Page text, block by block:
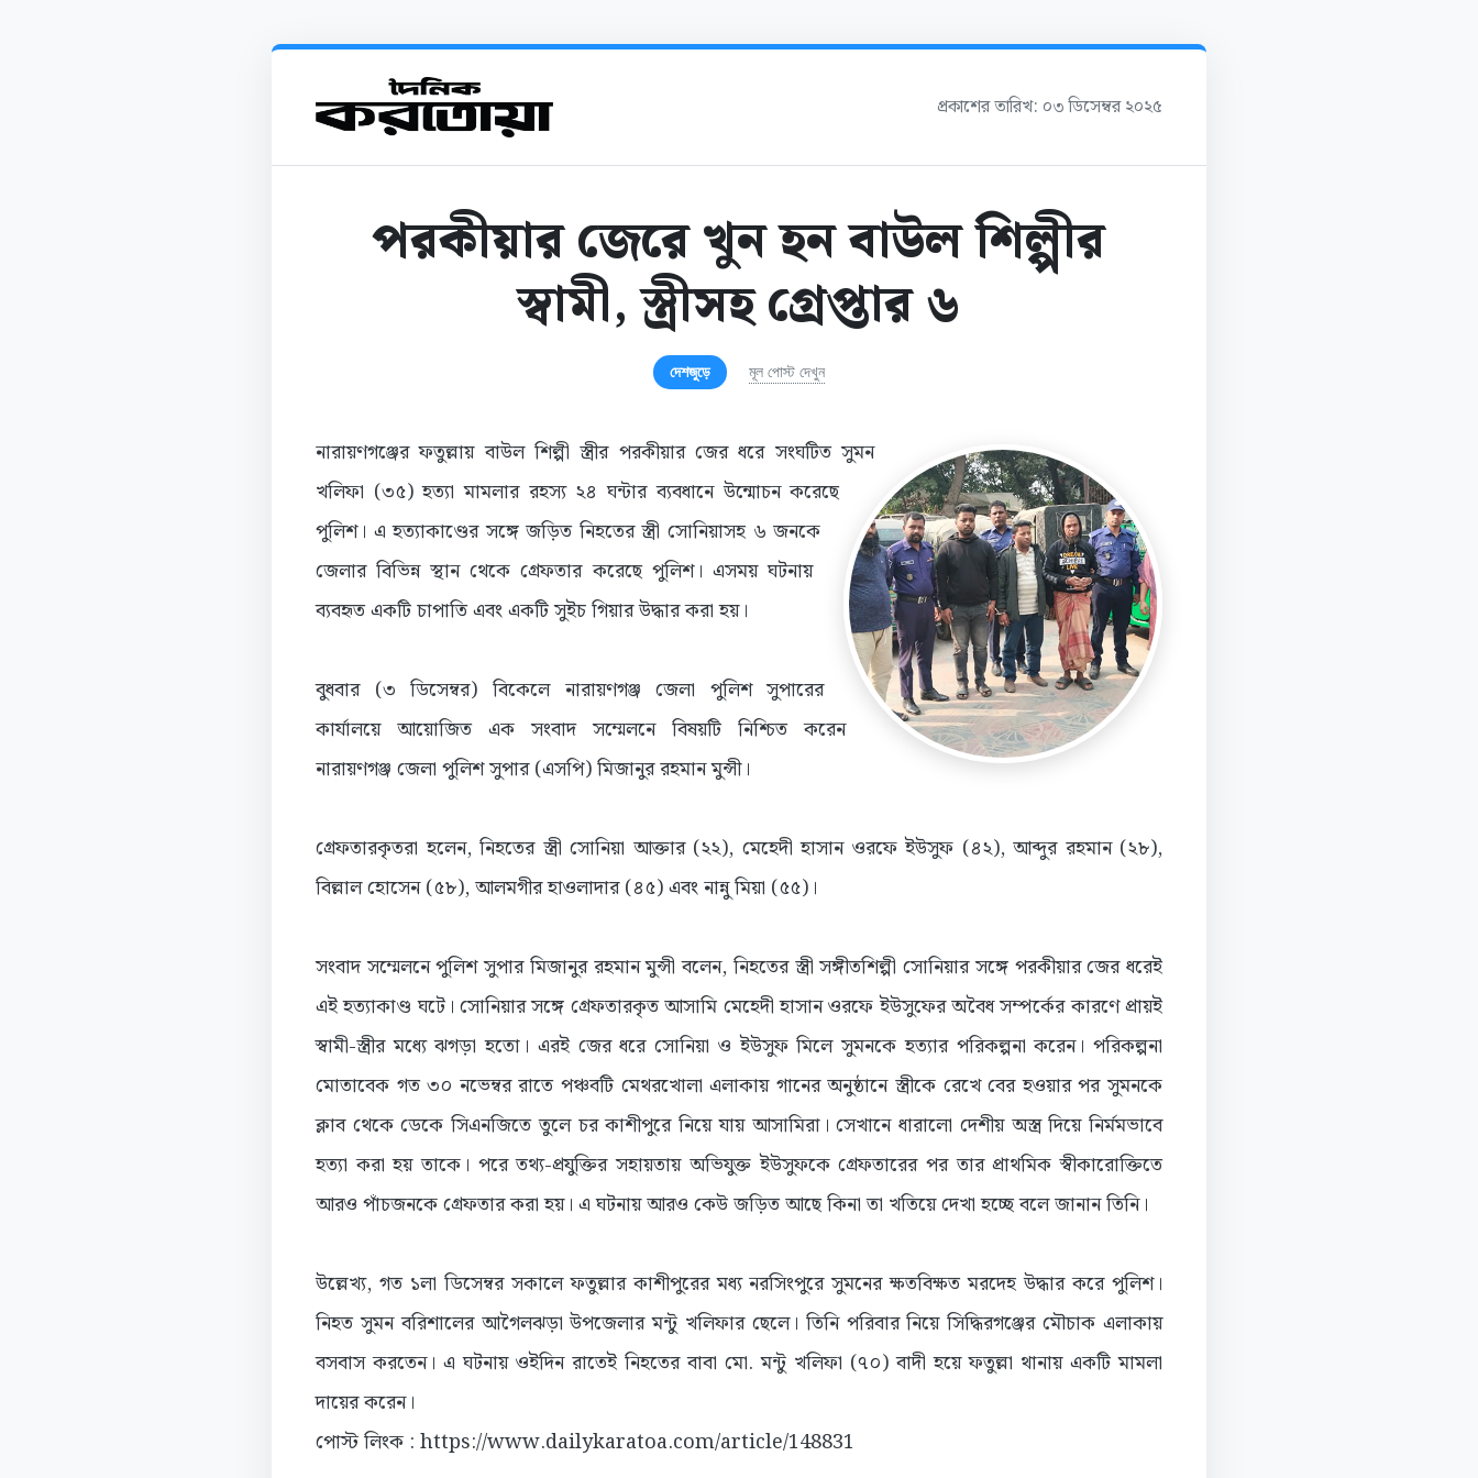
প্রকাশের তারিখ: ০৩ ডিসেম্বর ২০২৫
পরকীয়ার জেরে খুন হন বাউল শিল্পীর
স্বামী, স্ত্রীসহ গ্রেপ্তার ৬
দেশজুড়ে মূল পোস্ট দেখুন
নারায়ণগঞ্জের ফতুল্লায় বাউল শিল্পী স্ত্রীর পরকীয়ার জের ধরে সংঘটিত সুমন
খলিফা (৩৫) হত্যা মামলার রহস্য ২৪ ঘন্টার ব্যবধানে উন্মোচন করেছে
পুলিশ। এ হত্যাকাণ্ডের সঙ্গে জড়িত নিহতের স্ত্রী সোনিয়াসহ ৬ জনকে
জেলার বিভিন্ন স্থান থেকে গ্রেফতার করেছে পুলিশ। এসময় ঘটনায়
ব্যবহৃত একটি চাপাতি এবং একটি সুইচ গিয়ার উদ্ধার করা হয়।
বুধবার (৩ ডিসেম্বর) বিকেলে নারায়ণগঞ্জ জেলা পুলিশ সুপারের
কার্যালয়ে আয়োজিত এক সংবাদ সম্মেলনে বিষয়টি নিশ্চিত করেন
নারায়ণগঞ্জ জেলা পুলিশ সুপার (এসপি) মিজানুর রহমান মুন্সী।
গ্রেফতারকৃতরা হলেন, নিহতের স্ত্রী সোনিয়া আক্তার (২২), মেহেদী হাসান ওরফে ইউসুফ (৪২), আব্দুর রহমান (২৮),
বিল্লাল হোসেন (৫৮), আলমগীর হাওলাদার (৪৫) এবং নান্নু মিয়া (৫৫)।
সংবাদ সম্মেলনে পুলিশ সুপার মিজানুর রহমান মুন্সী বলেন, নিহতের স্ত্রী সঙ্গীতশিল্পী সোনিয়ার সঙ্গে পরকীয়ার জের ধরেই
এই হত্যাকাণ্ড ঘটে। সোনিয়ার সঙ্গে গ্রেফতারকৃত আসামি মেহেদী হাসান ওরফে ইউসুফের অবৈধ সম্পর্কের কারণে প্রায়ই
স্বামী-স্ত্রীর মধ্যে ঝগড়া হতো। এরই জের ধরে সোনিয়া ও ইউসুফ মিলে সুমনকে হত্যার পরিকল্পনা করেন। পরিকল্পনা
মোতাবেক গত ৩০ নভেম্বর রাতে পঞ্চবটি মেথরখোলা এলাকায় গানের অনুষ্ঠানে স্ত্রীকে রেখে বের হওয়ার পর সুমনকে
ক্লাব থেকে ডেকে সিএনজিতে তুলে চর কাশীপুরে নিয়ে যায় আসামিরা। সেখানে ধারালো দেশীয় অস্ত্র দিয়ে নির্মমভাবে
হত্যা করা হয় তাকে। পরে তথ্য-প্রযুক্তির সহায়তায় অভিযুক্ত ইউসুফকে গ্রেফতারের পর তার প্রাথমিক স্বীকারোক্তিতে
আরও পাঁচজনকে গ্রেফতার করা হয়। এ ঘটনায় আরও কেউ জড়িত আছে কিনা তা খতিয়ে দেখা হচ্ছে বলে জানান তিনি।
উল্লেখ্য, গত ১লা ডিসেম্বর সকালে ফতুল্লার কাশীপুরের মধ্য নরসিংপুরে সুমনের ক্ষতবিক্ষত মরদেহ উদ্ধার করে পুলিশ।
নিহত সুমন বরিশালের আগৈলঝড়া উপজেলার মন্টু খলিফার ছেলে। তিনি পরিবার নিয়ে সিদ্ধিরগঞ্জের মৌচাক এলাকায়
বসবাস করতেন। এ ঘটনায় ওইদিন রাতেই নিহতের বাবা মো. মন্টু খলিফা (৭০) বাদী হয়ে ফতুল্লা থানায় একটি মামলা
দায়ের করেন।
পোস্ট লিংক : https://www.dailykaratoa.com/article/148831